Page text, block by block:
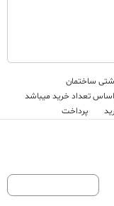
ساختمان
پرداخت